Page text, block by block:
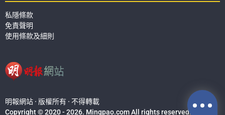
私隱條款
免責聲明
使用條款及細則
明報網站 · 版權所有 · 不得轉載
Copyright © 2020 - 2026. Mingpao.com All rights reserved.